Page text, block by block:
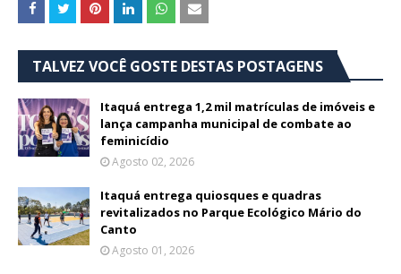
TALVEZ VOCÊ GOSTE DESTAS POSTAGENS
Itaquá entrega 1,2 mil matrículas de imóveis e
lança campanha municipal de combate ao
feminicídio
Agosto 02, 2026
Itaquá entrega quiosques e quadras
revitalizados no Parque Ecológico Mário do
Canto
Agosto 01, 2026